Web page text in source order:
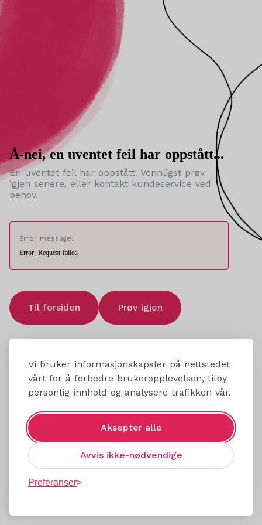
Vi bruker informasjonskapsler på nettstedet
vårt for å forbedre brukeropplevelsen, tilby
personlig innhold og analysere trafikken vår.
Aksepter alle
Avvis ikke-nødvendige
Preferanser
Å-nei, en uventet feil har oppstått...
En uventet feil har oppstått. Vennligst prøv
igjen senere, eller kontakt kundeservice ved
behov.
Error message:
Error: Request failed
Til forsiden Prøv igjen